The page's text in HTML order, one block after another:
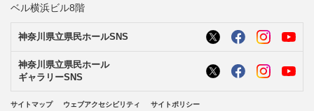
ベル横浜ビル8階
神奈川県立県民ホールSNS
神奈川県立県民ホール
ギャラリーSNS
サイトマップ ウェブアクセシビリティ
サイトポリシー